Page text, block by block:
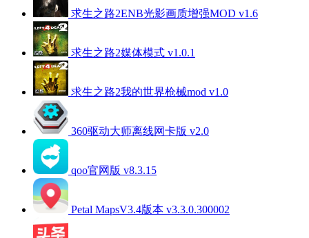
求生之路2ENB光影画质增强MOD v1.6
求生之路2媒体模式 v1.0.1
求生之路2我的世界枪械mod v1.0
360驱动大师离线网卡版 v2.0
qoo官网版 v8.3.15
Petal MapsV3.4版本 v3.3.0.300002